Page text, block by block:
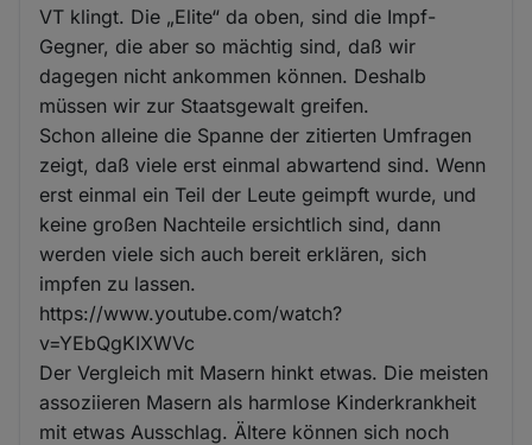
VT klingt. Die „Elite“ da oben, sind die Impf-
Gegner, die aber so mächtig sind, daß wir
dagegen nicht ankommen können. Deshalb
müssen wir zur Staatsgewalt greifen.
Schon alleine die Spanne der zitierten Umfragen
zeigt, daß viele erst einmal abwartend sind. Wenn
erst einmal ein Teil der Leute geimpft wurde, und
keine großen Nachteile ersichtlich sind, dann
werden viele sich auch bereit erklären, sich
impfen zu lassen.
https://www.youtube.com/watch?
v=YEbQgKIXWVc
Der Vergleich mit Masern hinkt etwas. Die meisten
assoziieren Masern als harmlose Kinderkrankheit
mit etwas Ausschlag. Ältere können sich noch